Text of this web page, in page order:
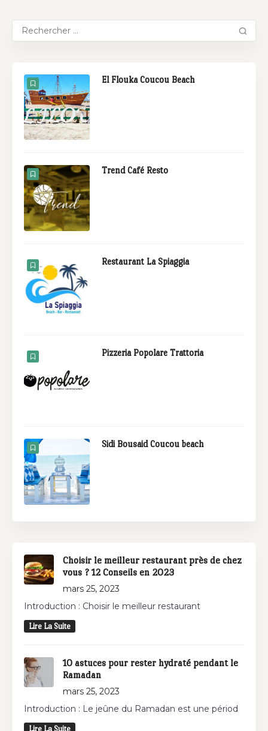
El Flouka Coucou Beach
Trend Café Resto
Restaurant La Spiaggia
Pizzeria Popolare Trattoria
Sidi Bousaid Coucou beach
Choisir le meilleur restaurant près de chez
vous ? 12 Conseils en 2023
mars 25, 2023
Introduction : Choisir le meilleur restaurant
Lire La Suite
10 astuces pour rester hydraté pendant le
Ramadan
mars 25, 2023
Introduction : Le jeûne du Ramadan est une périod
Lire La Suite